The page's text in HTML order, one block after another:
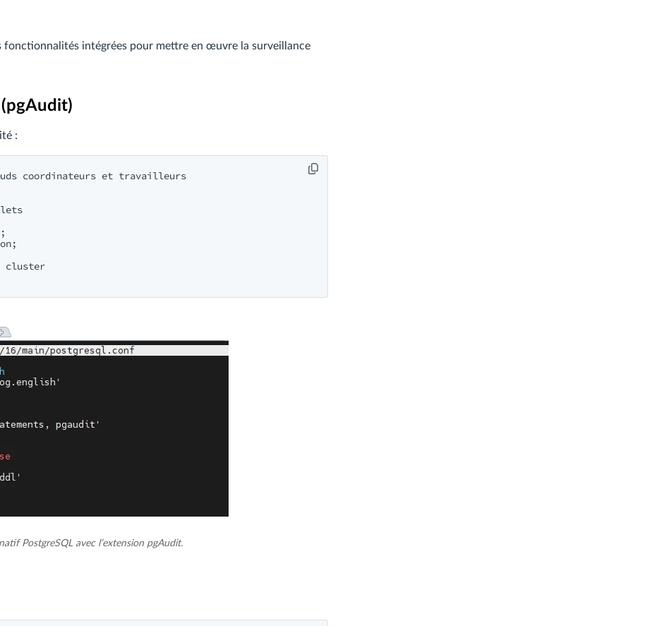
fonctionnalités intégrées pour mettre en œuvre la surveillance
(pgAudit)
:
coordinateurs et travailleurs
cluster
PostgreSQL avec l’extension pgAudit.